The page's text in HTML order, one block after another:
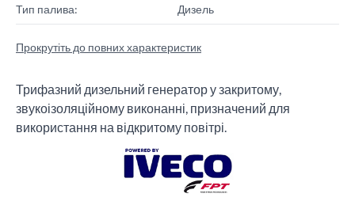
Тип палива: Дизель
Прокрутіть до повних характеристик
Трифазний дизельний генератор у закритому,
звукоізоляційному виконанні, призначений для
використання на відкритому повітрі.